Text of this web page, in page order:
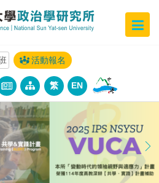
活動報名
繁 EN
中山政研所再獲認證加入
「2026TALENT, in
Taiwan，台灣人才永續行
動聯盟」
閱讀更多
前進世界名校魯汶大學拿雙
博士
研究世局 · 政局 · 人性
閱讀更多
來山海之交沉潛．在西灣之
巔蛻變
Next